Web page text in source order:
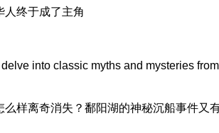
人终于成了主角
into classic myths and mysteries
样离奇消失？鄱阳湖的神秘沉船事件又